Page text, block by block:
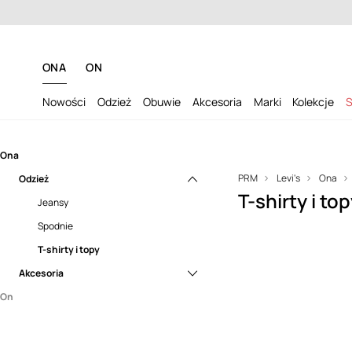
ONA ON
Nowości Odzież Obuwie Akcesoria Marki Kolekcje
Ona
Odzież
Jeansy
Spodnie
T-shirty i topy
Akcesoria
On
PRM Levi's Ona
T-shirty i